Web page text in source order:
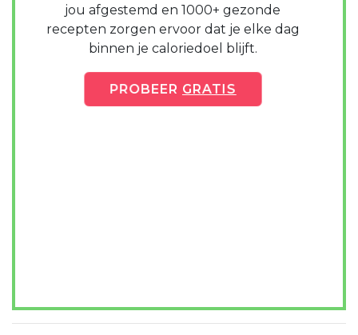
jou afgestemd en 1000+ gezonde
recepten zorgen ervoor dat je elke dag
binnen je caloriedoel blijft.
PROBEER GRATIS